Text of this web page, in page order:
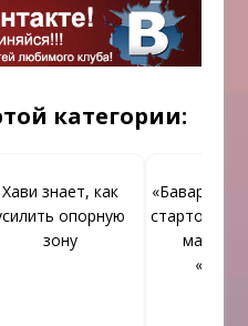
категории:
Хави знает, как
опорную
зону
«Бавария»
стартовый
матч